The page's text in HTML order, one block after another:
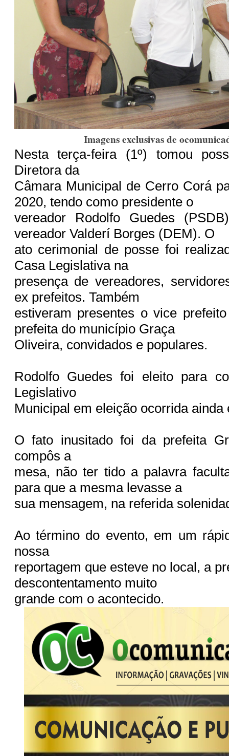
Imagens exclusivas de
Nesta terça-feira (1º) tomou
Diretora da
Câmara Municipal de Cerro Corá
2020, tendo como presidente o
vereador Rodolfo Guedes
vereador Valderí Borges (DEM). O
ato cerimonial de posse foi
Casa Legislativa na
presença de vereadores,
ex prefeitos. Também
estiveram presentes o vice
prefeita do município Graça
Oliveira, convidados e populares.
Rodolfo Guedes foi eleito para
Legislativo
Municipal em eleição ocorrida ainda
O fato inusitado foi da prefeita
compôs a
mesa, não ter tido a palavra
para que a mesma levasse a
sua mensagem, na referida
Ao término do evento, em um
nossa
reportagem que esteve no local, a
descontentamento muito
grande com o acontecido.